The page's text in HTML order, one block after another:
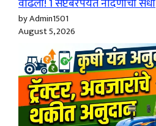
वाढली! 1 सप्टेंबरपर्यंत नोंदणीची संधी
by Admin1501
August 5, 2026